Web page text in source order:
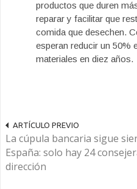
productos que duren
reparar y facilitar que
comida que desechen.
esperan reducir un 50%
materiales en diez años.
ARTÍCULO PREVIO
La cúpula bancaria sigue
España: solo hay 24
dirección